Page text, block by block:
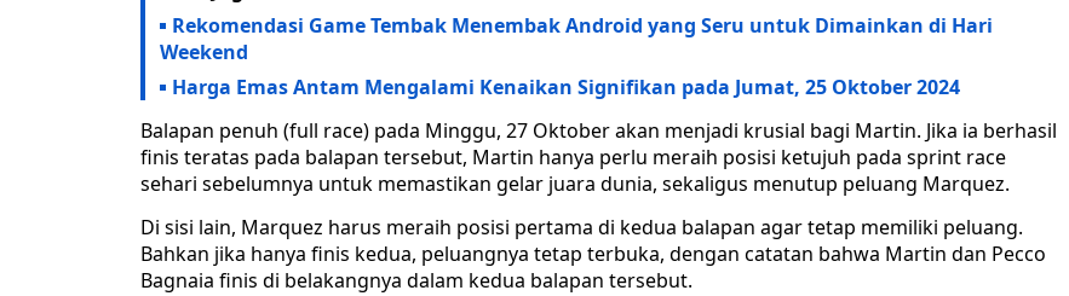
Rekomendasi Game Tembak Menembak Android yang Seru untuk Dimainkan di Hari
Weekend
Harga Emas Antam Mengalami Kenaikan Signifikan pada Jumat, 25 Oktober 2024
Balapan penuh (full race) pada Minggu, 27 Oktober akan menjadi krusial bagi Martin. Jika ia berhasil
finis teratas pada balapan tersebut, Martin hanya perlu meraih posisi ketujuh pada sprint race
sehari sebelumnya untuk memastikan gelar juara dunia, sekaligus menutup peluang Marquez.
Di sisi lain, Marquez harus meraih posisi pertama di kedua balapan agar tetap memiliki peluang.
Bahkan jika hanya finis kedua, peluangnya tetap terbuka, dengan catatan bahwa Martin dan Pecco
Bagnaia finis di belakangnya dalam kedua balapan tersebut.